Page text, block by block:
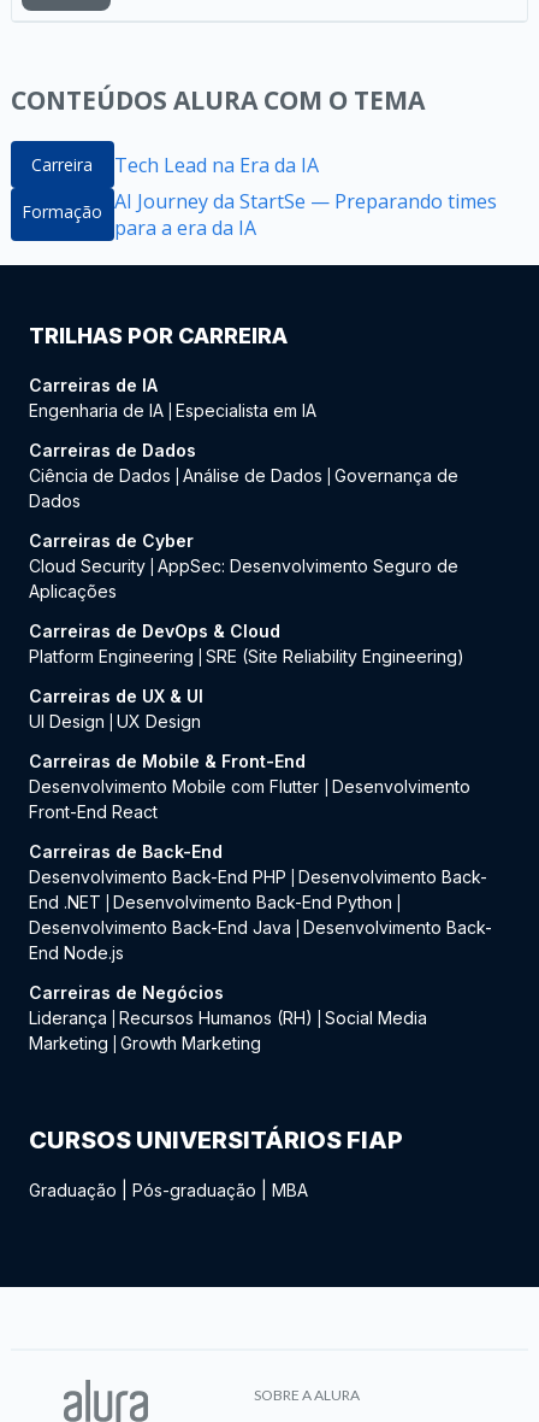
CONTEÚDOS ALURA COM O TEMA
Carreira Tech Lead na Era da IA
Formação AI Journey da StartSe — Preparando times
para a era da IA
TRILHAS POR CARREIRA
Carreiras de IA
Engenharia de IA Especialista em IA
Carreiras de Dados
Ciência de Dados
Análise de Dados
Governança de
Dados
Carreiras de Cyber
Cloud Security AppSec: Desenvolvimento Seguro de
Aplicações
Carreiras de DevOps & Cloud
Platform Engineering
SRE (Site Reliability Engineering)
Carreiras de UX & UI
UI Design
UX Design
Carreiras de Mobile & Front-End
Desenvolvimento Mobile com Flutter
Desenvolvimento
Front-End React
Carreiras de Back-End
Desenvolvimento Back-End PHP
Desenvolvimento Back-
End .NET
Desenvolvimento Back-End Python
Desenvolvimento Back-End Java
Desenvolvimento Back-
End Node.js
Carreiras de Negócios
Liderança
Recursos Humanos (RH)
Social Media
Marketing
Growth Marketing
CURSOS UNIVERSITÁRIOS FIAP
Graduação Pós-graduação MBA
SOBRE A ALURA